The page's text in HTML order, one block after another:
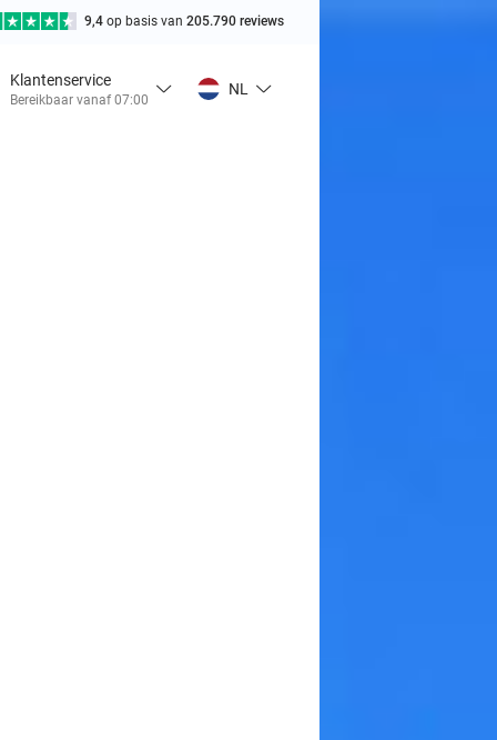
9,4 op basis van 205.790 reviews
Klantenservice
Bereikbaar vanaf 07:00
NL